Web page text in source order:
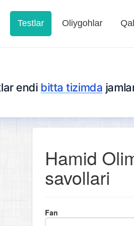
Testlar Oliygohlar
endi bitta tizimda
Hamid
savollari
Fan